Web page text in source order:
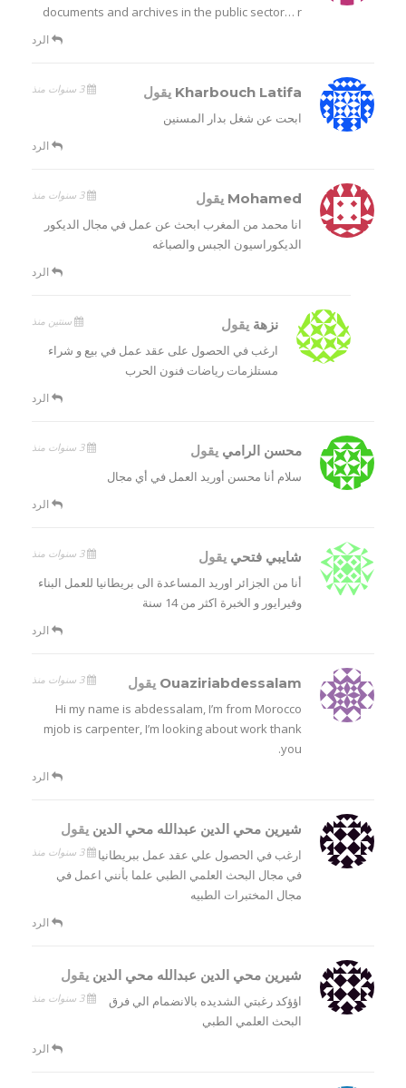
documents and archives in the public sector… r
الرد
Kharbouch Latifa يقول 3 سنوات منذ
ابحت عن شغل بدار المسنين
الرد
Mohamed يقول 3 سنوات منذ
انا محمد من المغرب ابحث عن عمل في مجال الديكور
الديكوراسيون الجبس والصباغه
الرد
نزهةيقول سنتين منذ
ارغب في الحصول على عقد عمل في بيع و شراء
مستلزمات رياضات فنون الحرب
الرد
محسن الرامي يقول 3 سنوات منذ
سلام أنا محسن أوريد العمل في أي مجال
الرد
شايبي فتحي يقول 3 سنوات منذ
أنا من الجزائر اوريد المساعدة الى بريطانيا للعمل البناء
وفيرايور و الخبرة اكثر من 14 سنة
الرد
Ouaziriabdessalam يقول 3 سنوات منذ
Hi my name is abdessalam, I’m from Morocco
mjob is carpenter, I’m looking about work thank
you.
الرد
شيرين محي الدين عبدالله محي الدين يقول
3 سنوات منذ
ارغب في الحصول علي عقد عمل ببريطانيا
في مجال البحث العلمي الطبي علما بأنني اعمل في
مجال المختبرات الطبيه
الرد
شيرين محي الدين عبدالله محي الدين يقول
3 سنوات منذ
اؤؤكد رغبتي الشديده بالانضمام الي فرق
البحث العلمي الطبي
الرد